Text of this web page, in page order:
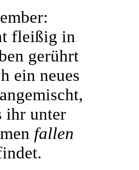
fleißig in
gerührt
ein neues
ihr unter
fallen